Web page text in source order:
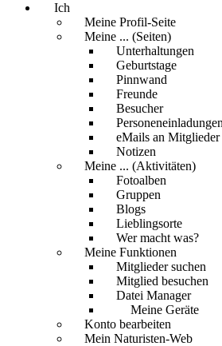
Ich
Meine Profil-Seite
Meine ... (Seiten)
Unterhaltungen
Geburtstage
Pinnwand
Freunde
Besucher
Personeneinladungen
eMails an Mitglieder
Notizen
Meine ... (Aktivitäten)
Fotoalben
Gruppen
Blogs
Lieblingsorte
Wer macht was?
Meine Funktionen
Mitglieder suchen
Mitglied besuchen
Datei Manager
Meine Geräte
Konto bearbeiten
Mein Naturisten-Web